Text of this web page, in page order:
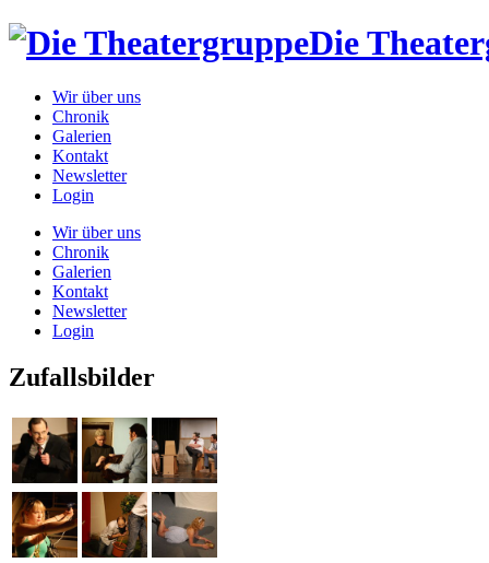
Die
Wir über uns
Chronik
Galerien
Kontakt
Newsletter
Login
Wir über uns
Chronik
Galerien
Kontakt
Newsletter
Login
Zufallsbilder